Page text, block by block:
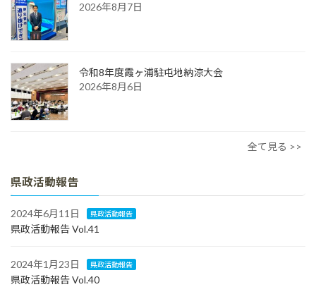
2026年8月7日
令和8年度霞ヶ浦駐屯地納涼大会
2026年8月6日
全て見る >>
県政活動報告
2024年6月11日 県政活動報告
県政活動報告 Vol.41
2024年1月23日 県政活動報告
県政活動報告 Vol.40